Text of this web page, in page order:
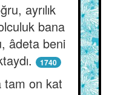
ayrılık
bana
âdeta beni
1740
tam on kat